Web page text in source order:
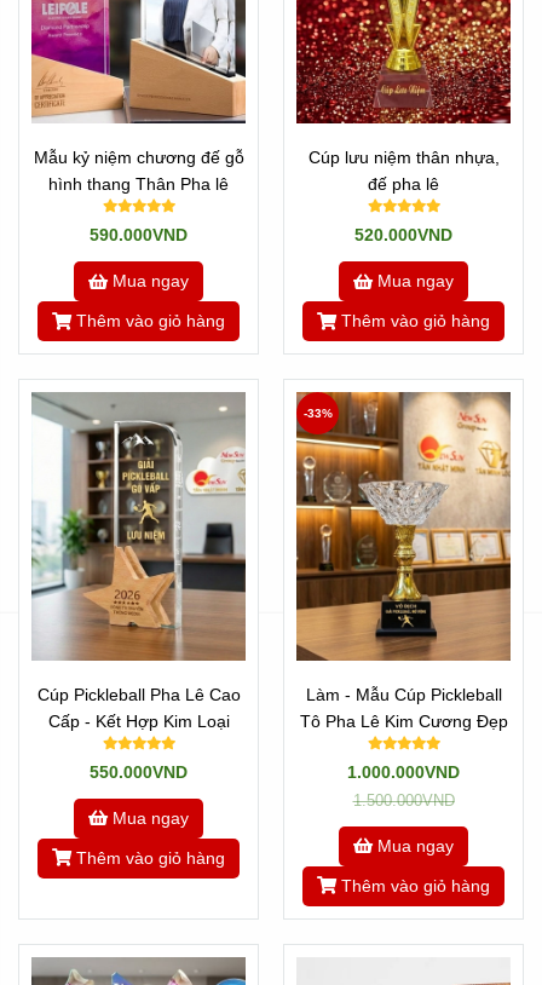
Mẫu kỷ niệm chương đế gỗ
hình thang Thân Pha lê
590.000VND
Mua ngay
Thêm vào giỏ hàng
Cúp lưu niệm thân nhựa,
đế pha lê
520.000VND
Mua ngay
Thêm vào giỏ hàng
Cúp Pickleball Pha Lê Cao
Cấp - Kết Hợp Kim Loại
550.000VND
Mua ngay
Thêm vào giỏ hàng
Làm - Mẫu Cúp Pickleball
Tô Pha Lê Kim Cương Đẹp
1.000.000VND
1.500.000VND
-33%
Mua ngay
Thêm vào giỏ hàng